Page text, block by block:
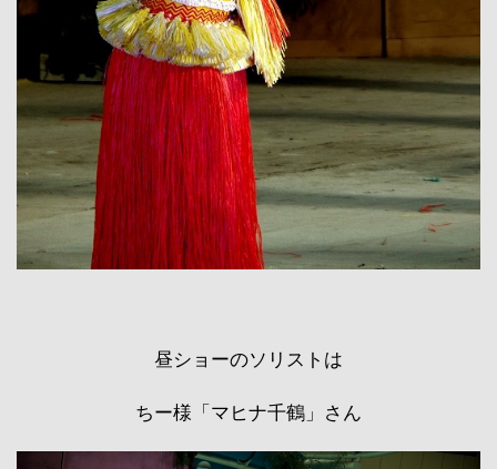
昼ショーのソリストは
ちー様「マヒナ千鶴」さん